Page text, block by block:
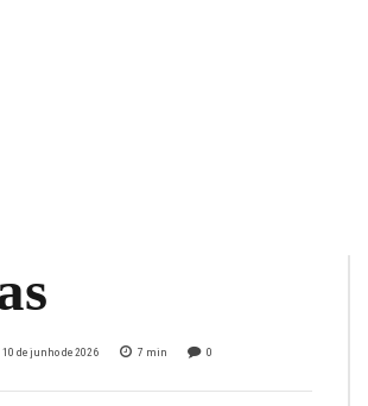
10 de junho de 2026 7 min 0